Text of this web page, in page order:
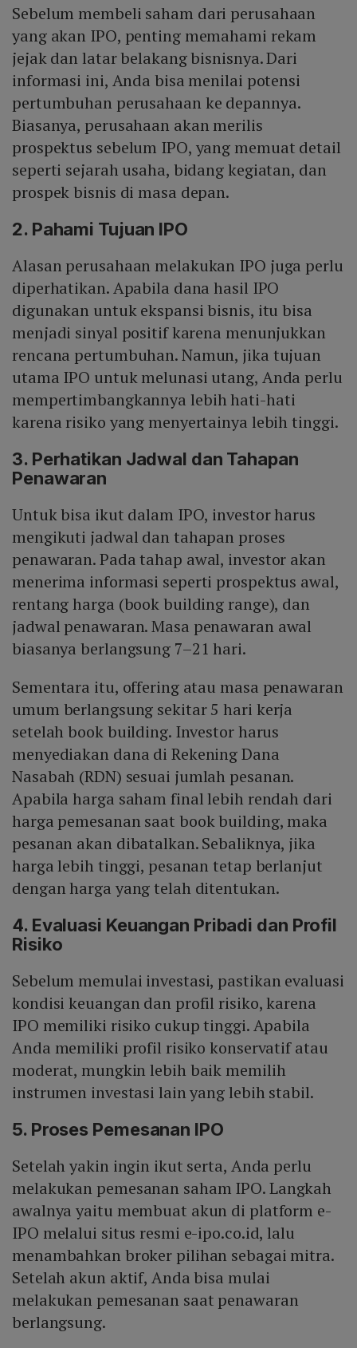
Sebelum membeli saham dari perusahaan
yang akan IPO, penting memahami rekam
jejak dan latar belakang bisnisnya. Dari
informasi ini, Anda bisa menilai potensi
pertumbuhan perusahaan ke depannya.
Biasanya, perusahaan akan merilis
prospektus sebelum IPO, yang memuat detail
seperti sejarah usaha, bidang kegiatan, dan
prospek bisnis di masa depan.
2. Pahami Tujuan IPO
Alasan perusahaan melakukan IPO juga perlu
diperhatikan. Apabila dana hasil IPO
digunakan untuk ekspansi bisnis, itu bisa
menjadi sinyal positif karena menunjukkan
rencana pertumbuhan. Namun, jika tujuan
utama IPO untuk melunasi utang, Anda perlu
mempertimbangkannya lebih hati-hati
karena risiko yang menyertainya lebih tinggi.
3. Perhatikan Jadwal dan Tahapan
Penawaran
Untuk bisa ikut dalam IPO, investor harus
mengikuti jadwal dan tahapan proses
penawaran. Pada tahap awal, investor akan
menerima informasi seperti prospektus awal,
rentang harga (book building range), dan
jadwal penawaran. Masa penawaran awal
biasanya berlangsung 7–21 hari.
Sementara itu, offering atau masa penawaran
umum berlangsung sekitar 5 hari kerja
setelah book building. Investor harus
menyediakan dana di Rekening Dana
Nasabah (RDN) sesuai jumlah pesanan.
Apabila harga saham final lebih rendah dari
harga pemesanan saat book building, maka
pesanan akan dibatalkan. Sebaliknya, jika
harga lebih tinggi, pesanan tetap berlanjut
dengan harga yang telah ditentukan.
4. Evaluasi Keuangan Pribadi dan Profil
Risiko
Sebelum memulai investasi, pastikan evaluasi
kondisi keuangan dan profil risiko, karena
IPO memiliki risiko cukup tinggi. Apabila
Anda memiliki profil risiko konservatif atau
moderat, mungkin lebih baik memilih
instrumen investasi lain yang lebih stabil.
5. Proses Pemesanan IPO
Setelah yakin ingin ikut serta, Anda perlu
melakukan pemesanan saham IPO. Langkah
awalnya yaitu membuat akun di platform e-
IPO melalui situs resmi e-ipo.co.id, lalu
menambahkan broker pilihan sebagai mitra.
Setelah akun aktif, Anda bisa mulai
melakukan pemesanan saat penawaran
berlangsung.